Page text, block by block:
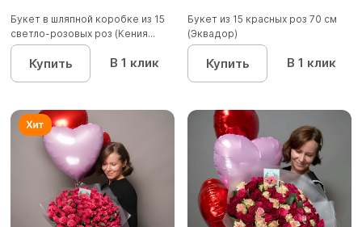
Букет в шляпной коробке из 15
светло-розовых роз (Кения...
Купить В 1 клик
Букет из 15 красных роз 70 см
(Эквадор)
Купить В 1 клик